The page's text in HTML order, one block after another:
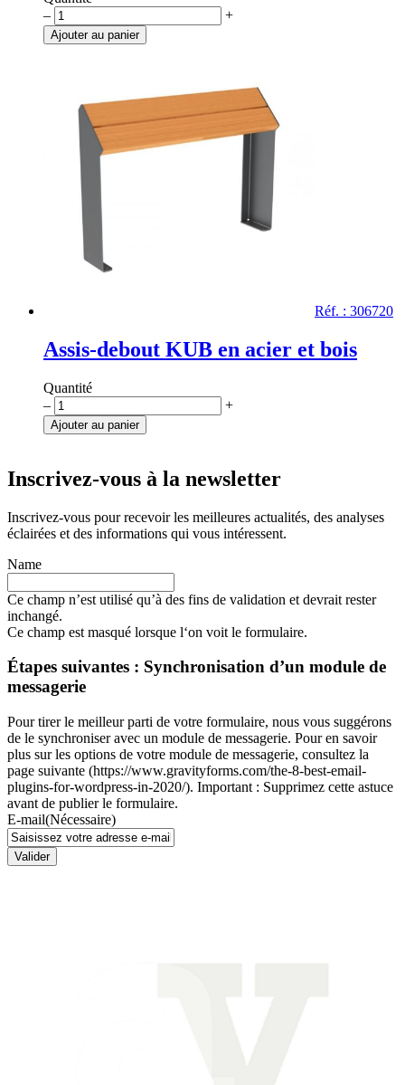
quantité
de
Assis-
– +
Ajouter au panier
Réf. : 306720
Assis-debout KUB en acier et bois
Quantité
quantité
de
Assis-
KUB
en
et
bois
– +
Ajouter au panier
Inscrivez-vous à la newsletter
Inscrivez-vous pour recevoir les meilleures actualités, des analyses
éclairées et des informations qui vous intéressent.
Name
Ce champ n’est utilisé qu’à des fins de validation et devrait rester
inchangé.
Ce champ est masqué lorsque l‘on voit le formulaire.
Étapes suivantes : Synchronisation d’un module de
messagerie
Pour tirer le meilleur parti de votre formulaire, nous vous suggérons
de le synchroniser avec un module de messagerie. Pour en savoir
plus sur les options de votre module de messagerie, consultez la
page suivante (https://www.gravityforms.com/the-8-best-email-
plugins-for-wordpress-in-2020/). Important : Supprimez cette astuce
avant de publier le formulaire.
E-mail(Nécessaire)
Valider